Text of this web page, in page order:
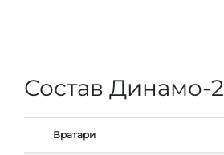
Состав Динамо-2
Вратари